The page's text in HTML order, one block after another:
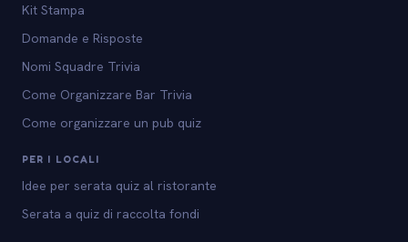
Kit Stampa
Domande e Risposte
Nomi Squadre Trivia
Come Organizzare Bar Trivia
Come organizzare un pub quiz
PER I LOCALI
Idee per serata quiz al ristorante
Serata a quiz di raccolta fondi